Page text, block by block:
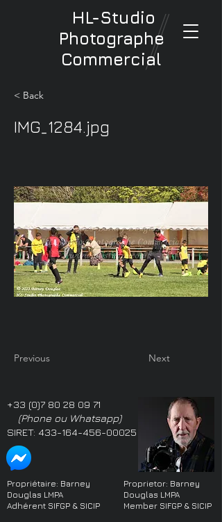
HL-Studio
Photographe
Commercial
< Back
IMG_1284.jpg
Previous Next
+33 (0)7 80 28 09 71
(Phone ou Whatsapp)
SIRET: 433-164-456-00025
Propriétaire: Barney
Douglas LMPA
Adhérent SIFGP & SICIP
Proprietor: Barney
Douglas LMPA
Member SIFGP & SICIP